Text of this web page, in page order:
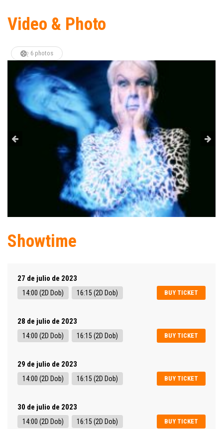
Video & Photo
6 photos
Showtime
27 de julio de 2023
BUY TICKET
14:00 (2D Dob) 16:15 (2D Dob)
28 de julio de 2023
BUY TICKET
14:00 (2D Dob) 16:15 (2D Dob)
29 de julio de 2023
BUY TICKET
14:00 (2D Dob) 16:15 (2D Dob)
30 de julio de 2023
BUY TICKET
14:00 (2D Dob) 16:15 (2D Dob)